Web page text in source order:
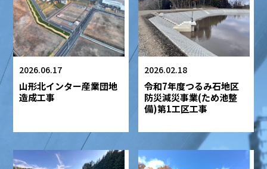
2026.06.17
山形北インター産業団地
造成工事
2026.02.18
令和7年度つるみ石地区
防災減災事業(ため池整
備)第1工区工事